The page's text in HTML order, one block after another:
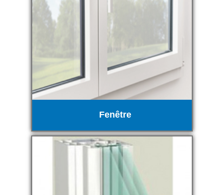
Fenêtre